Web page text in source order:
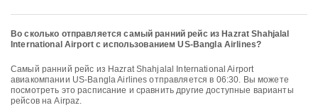
Во сколько отправляется самый ранний рейс из Hazrat Shahjalal
International Airport с использованием US-Bangla Airlines?
Самый ранний рейс из Hazrat Shahjalal International Airport
авиакомпании US-Bangla Airlines отправляется в 06:30. Вы можете
посмотреть это расписание и сравнить другие доступные варианты
рейсов на Airpaz.